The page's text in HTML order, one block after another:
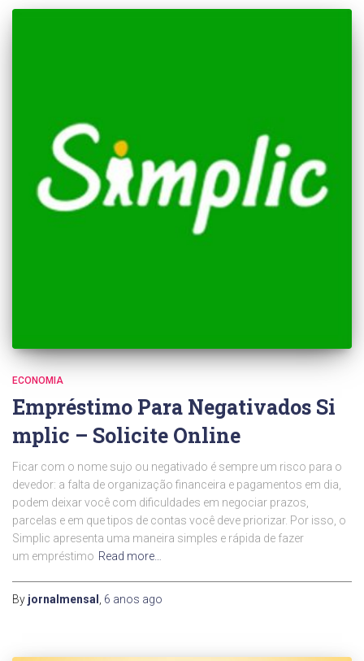
ECONOMIA
Empréstimo Para Negativados Si
mplic – Solicite Online
Ficar com o nome sujo ou negativado é sempre um risco para o
devedor: a falta de organização financeira e pagamentos em dia,
podem deixar você com dificuldades em negociar prazos,
parcelas e em que tipos de contas você deve priorizar. Por isso, o
Simplic apresenta uma maneira simples e rápida de fazer
um empréstimo Read more…
By jornalmensal 6 anos ago